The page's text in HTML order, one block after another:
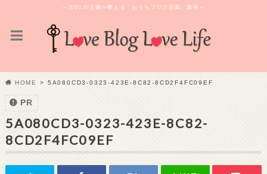
～元OLの主婦が教える「おうちブログ起業」講座～
HOME 5A080CD3-0323-423E-8C82-8CD2F4FC09EF
PR
5A080CD3-0323-423E-8C82-
8CD2F4FC09EF